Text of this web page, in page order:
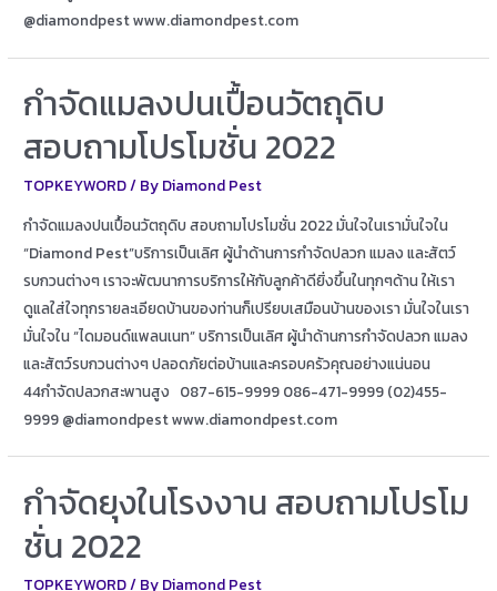
@diamondpest www.diamondpest.com
กำจัดแมลงปนเปื้อนวัตถุดิบ
สอบถามโปรโมชั่น 2022
TOPKEYWORD/ By Diamond Pest
กำจัดแมลงปนเปื้อนวัตถุดิบ สอบถามโปรโมชั่น 2022 มั่นใจในเรามั่นใจใน
“Diamond Pest”บริการเป็นเลิศ ผู้นำด้านการกำจัดปลวก แมลง และสัตว์
รบกวนต่างๆ เราจะพัฒนาการบริการให้กับลูกค้าดียิ่งขึ้นในทุกๆด้าน ให้เรา
ดูแลใส่ใจทุกรายละเอียดบ้านของท่านก็เปรียบเสมือนบ้านของเรา มั่นใจในเรา
มั่นใจใน “ไดมอนด์แพลนเนท” บริการเป็นเลิศ ผู้นำด้านการกำจัดปลวก แมลง
และสัตว์รบกวนต่างๆ ปลอดภัยต่อบ้านและครอบครัวคุณอย่างแน่นอน
44กำจัดปลวกสะพานสูง 087-615-9999 086-471-9999 (02)455-
9999 @diamondpest www.diamondpest.com
กำจัดยุงในโรงงาน สอบถามโปรโม
ชั่น 2022
TOPKEYWORD/ By Diamond Pest